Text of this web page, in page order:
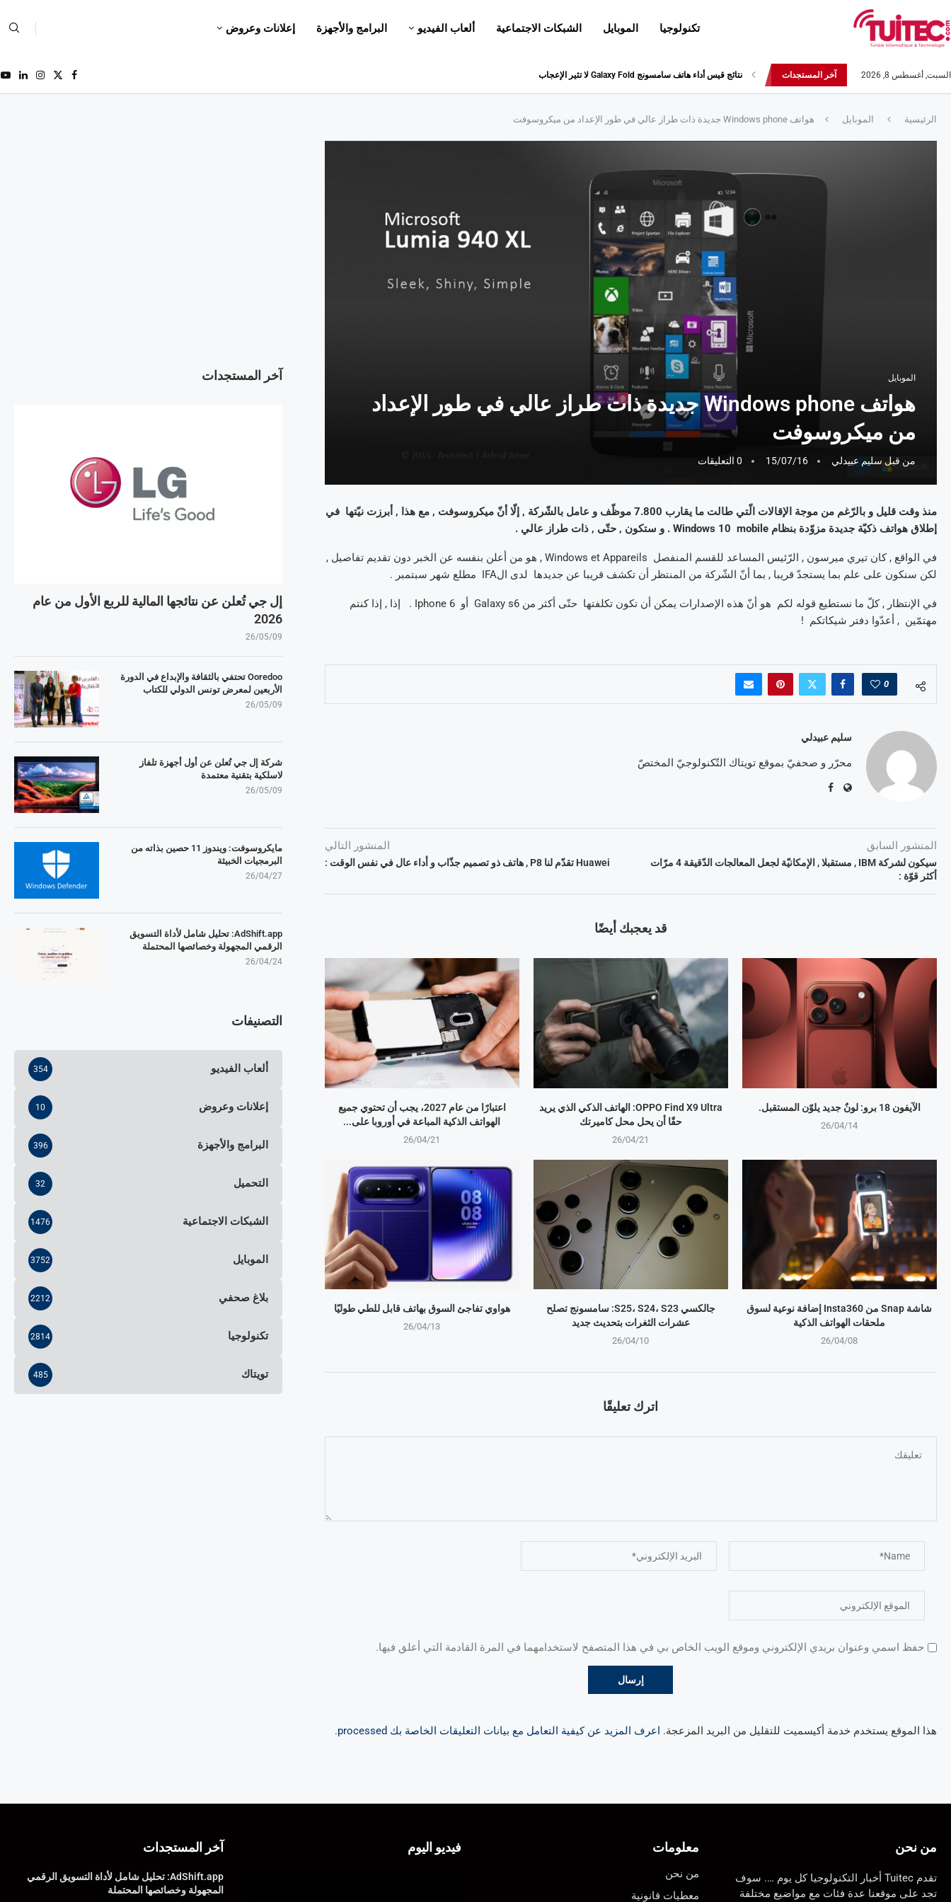
تكنولوجيا الموبايل الشبكات الاجتماعية ألعاب الفيديو البرامج والأجهزة إعلانات وعروض
السبت, أغسطس 8, 2026 آخر المستجدات نتائج قيس أداء هاتف سامسونج Galaxy Fold لا تثير الإعجاب
الرئيسية الموبايل هواتف Windows phone جديدة ذات طراز عالي في طور الإعداد من ميكروسوفت
الموبايل
هواتف Windows phone جديدة ذات طراز عالي في طور الإعداد
من ميكروسوفت
من قبلسليم عبيدلي 15/07/16 0 التعليقات
منذ وقت قليل و بالرّغم من موجة الإقالات الّتي طالت ما يقارب 7.800 موظّف و عامل بالشّركة , إلّا أنّ ميكروسوفت , مع هذا , أبرزت نيّتها في
إطلاق هواتف ذكيّة جديدة مزوّدة بنظام Windows 10 mobile . و ستكون , حتّى , ذات طراز عالي .
في الواقع , كان تيري ميرسون , الرّئيس المساعد للقسم المنفصل Windows et Appareils , هو من أعلن بنفسه عن الخبر دون تقديم تفاصيل ,
لكن سنكون على علم بما يستجدّ قريبا , بما أنّ الشّركة من المنتظر أن تكشف قريبا عن جديدها لدى الIFA مطلع شهر سبتمبر .
في الإنتظار , كلّ ما نستطيع قوله لكم هو أنّ هذه الإصدارات يمكن أن تكون تكلفتها حتّى أكثر من Galaxy s6 أو Iphone 6 . إذا , إذا كنتم
مهتمّين , أعدّوا دفتر شيكاتكم !
0
سليم عبيدلي
محرّر و صحفيّ بموقع تويتاك التّكنولوجيّ المختصّ
المنشور السابق
سيكون لشركة IBM , مستقبلا , الإمكانيّة لجعل المعالجات الدّقيقة 4 مرّات
أكثر قوّة :
المنشور التالي
Huawei تقدّم لنا P8 , هاتف ذو تصميم جذّاب و أداء عال في نفس الوقت :
قد يعجبك أيضًا
اعتبارًا من عام 2027، يجب أن تحتوي جميع
الهواتف الذكية المباعة في أوروبا على...
26/04/21
OPPO Find X9 Ultra: الهاتف الذكي الذي يريد
حقًا أن يحل محل كاميرتك
26/04/21
الآيفون 18 برو: لونٌ جديد يلوّن المستقبل.
26/04/14
هواوي تفاجئ السوق بهاتف قابل للطي طوليًا
26/04/13
جالكسي S25، S24، S23: سامسونج تصلح
عشرات الثغرات بتحديث جديد
26/04/10
شاشة Snap من Insta360 إضافة نوعية لسوق
ملحقات الهواتف الذكية
26/04/08
اترك تعليقًا
حفظ اسمي وعنوان بريدي الإلكتروني وموقع الويب الخاص بي في هذا المتصفح لاستخدامهما في المرة القادمة التي أعلق فيها.
هذا الموقع يستخدم خدمة أكيسميت للتقليل من البريد المزعجة. اعرف المزيد عن كيفية التعامل مع بيانات التعليقات الخاصة بك processed .
آخر المستجدات
إل جي تُعلن عن نتائجها المالية للربع الأول من عام
2026
26/05/09
Ooredoo تحتفي بالثقافة والإبداع في الدورة
الأربعين لمعرض تونس الدولي للكتاب
26/05/09
شركة إل جي تُعلن عن أول أجهزة تلفاز
لاسلكية بتقنية معتمدة
26/05/09
مايكروسوفت: ويندوز 11 حصين بذاته من
البرمجيات الخبيثة
26/04/27
AdShift.app: تحليل شامل لأداة التسويق
الرقمي المجهولة وخصائصها المحتملة
26/04/24
التصنيفات
ألعاب الفيديو 354
إعلانات وعروض 10
البرامج والأجهزة 396
التحميل 32
الشبكات الاجتماعية 1476
الموبايل 3752
بلاغ صحفي 2212
تكنولوجيا 2814
تويتاك 485
من نحن
تقدم Tuitec أخبار التكنولوجيا كل يوم …. سوف
تجد على موقعنا عدة فئات مع مواضيع مختلفة
معلومات
من نحن
معطيات قانونية
فيديو اليوم آخر المستجدات
AdShift.app: تحليل شامل لأداة التسويق الرقمي
المجهولة وخصائصها المحتملة